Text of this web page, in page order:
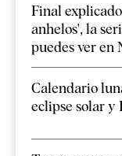
Final
anhelos', la
puedes ver en
Calendario
eclipse solar y